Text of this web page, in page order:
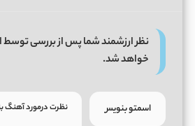
نظر ارزشمند شما پس از بررسی توسط
خواهد شد.